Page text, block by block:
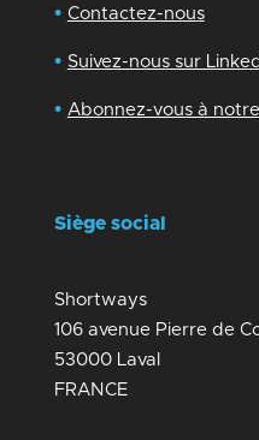
• Contactez-nous
• Suivez-nous sur
• Abonnez-vous à
Siège social
Shortways
106 avenue Pierre de
53000 Laval
FRANCE